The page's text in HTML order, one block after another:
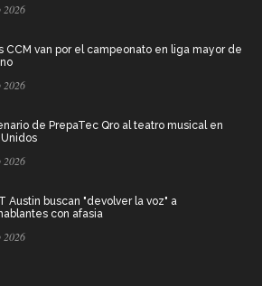
2026
CCM van por el campeonato en liga mayor de
2026
de PrepaTec Qro al teatro musical en
2026
Austin buscan "devolver la voz" a
con afasia
2026